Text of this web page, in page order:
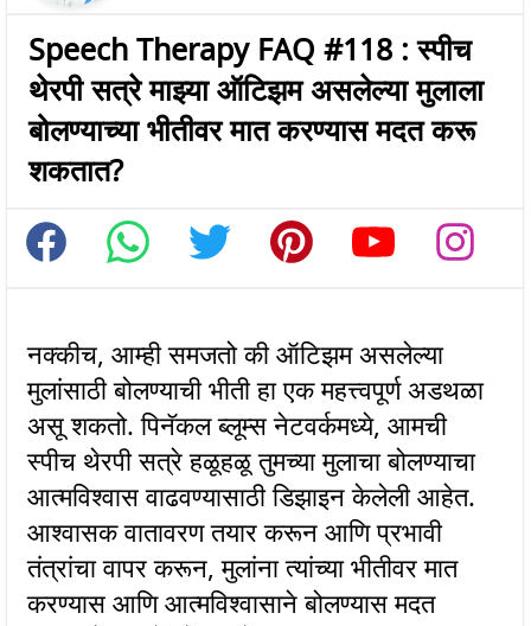
Speech Therapy FAQ #118 : स्पीच
थेरपी सत्रे माझ्या ऑटिझम असलेल्या मुलाला
बोलण्याच्या भीतीवर मात करण्यास मदत करू
शकतात?
नक्कीच, आम्ही समजतो की ऑटिझम असलेल्या
मुलांसाठी बोलण्याची भीती हा एक महत्त्वपूर्ण अडथळा
असू शकतो. पिनॅकल ब्लूम्स नेटवर्कमध्ये, आमची
स्पीच थेरपी सत्रे हळूहळू तुमच्या मुलाचा बोलण्याचा
आत्मविश्वास वाढवण्यासाठी डिझाइन केलेली आहेत.
आश्वासक वातावरण तयार करून आणि प्रभावी
तंत्रांचा वापर करून, मुलांना त्यांच्या भीतीवर मात
करण्यास आणि आत्मविश्वासाने बोलण्यास मदत